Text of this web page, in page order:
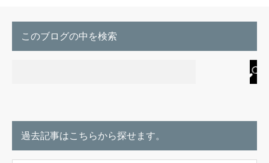
このブログの中を検索
過去記事はこちらから探せます。